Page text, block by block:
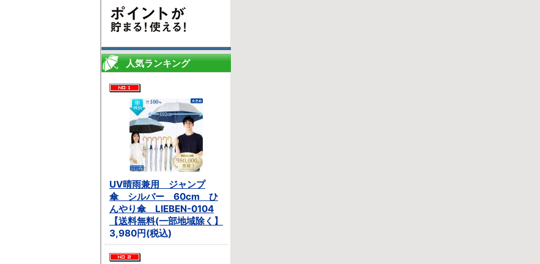
人気ランキング
UV晴雨兼用 ジャンプ
傘 シルバー 60cm ひ
んやり傘 LIEBEN-0104
【送料無料(一部地域除く】
3,980円(税込)